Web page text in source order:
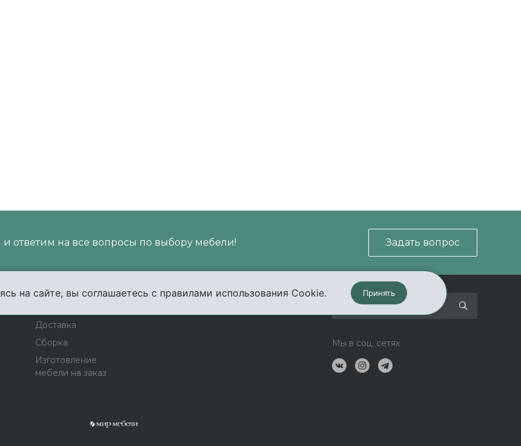
ответим на все вопросы по выбору мебели! Задать вопрос
Услуги
Доставка
Сборка
Изготовление
мебели на заказ
Карта сайта Контакты
Мы в соц. сетях
на сайте, вы соглашаетесь с правилами использования Cookie. Принять